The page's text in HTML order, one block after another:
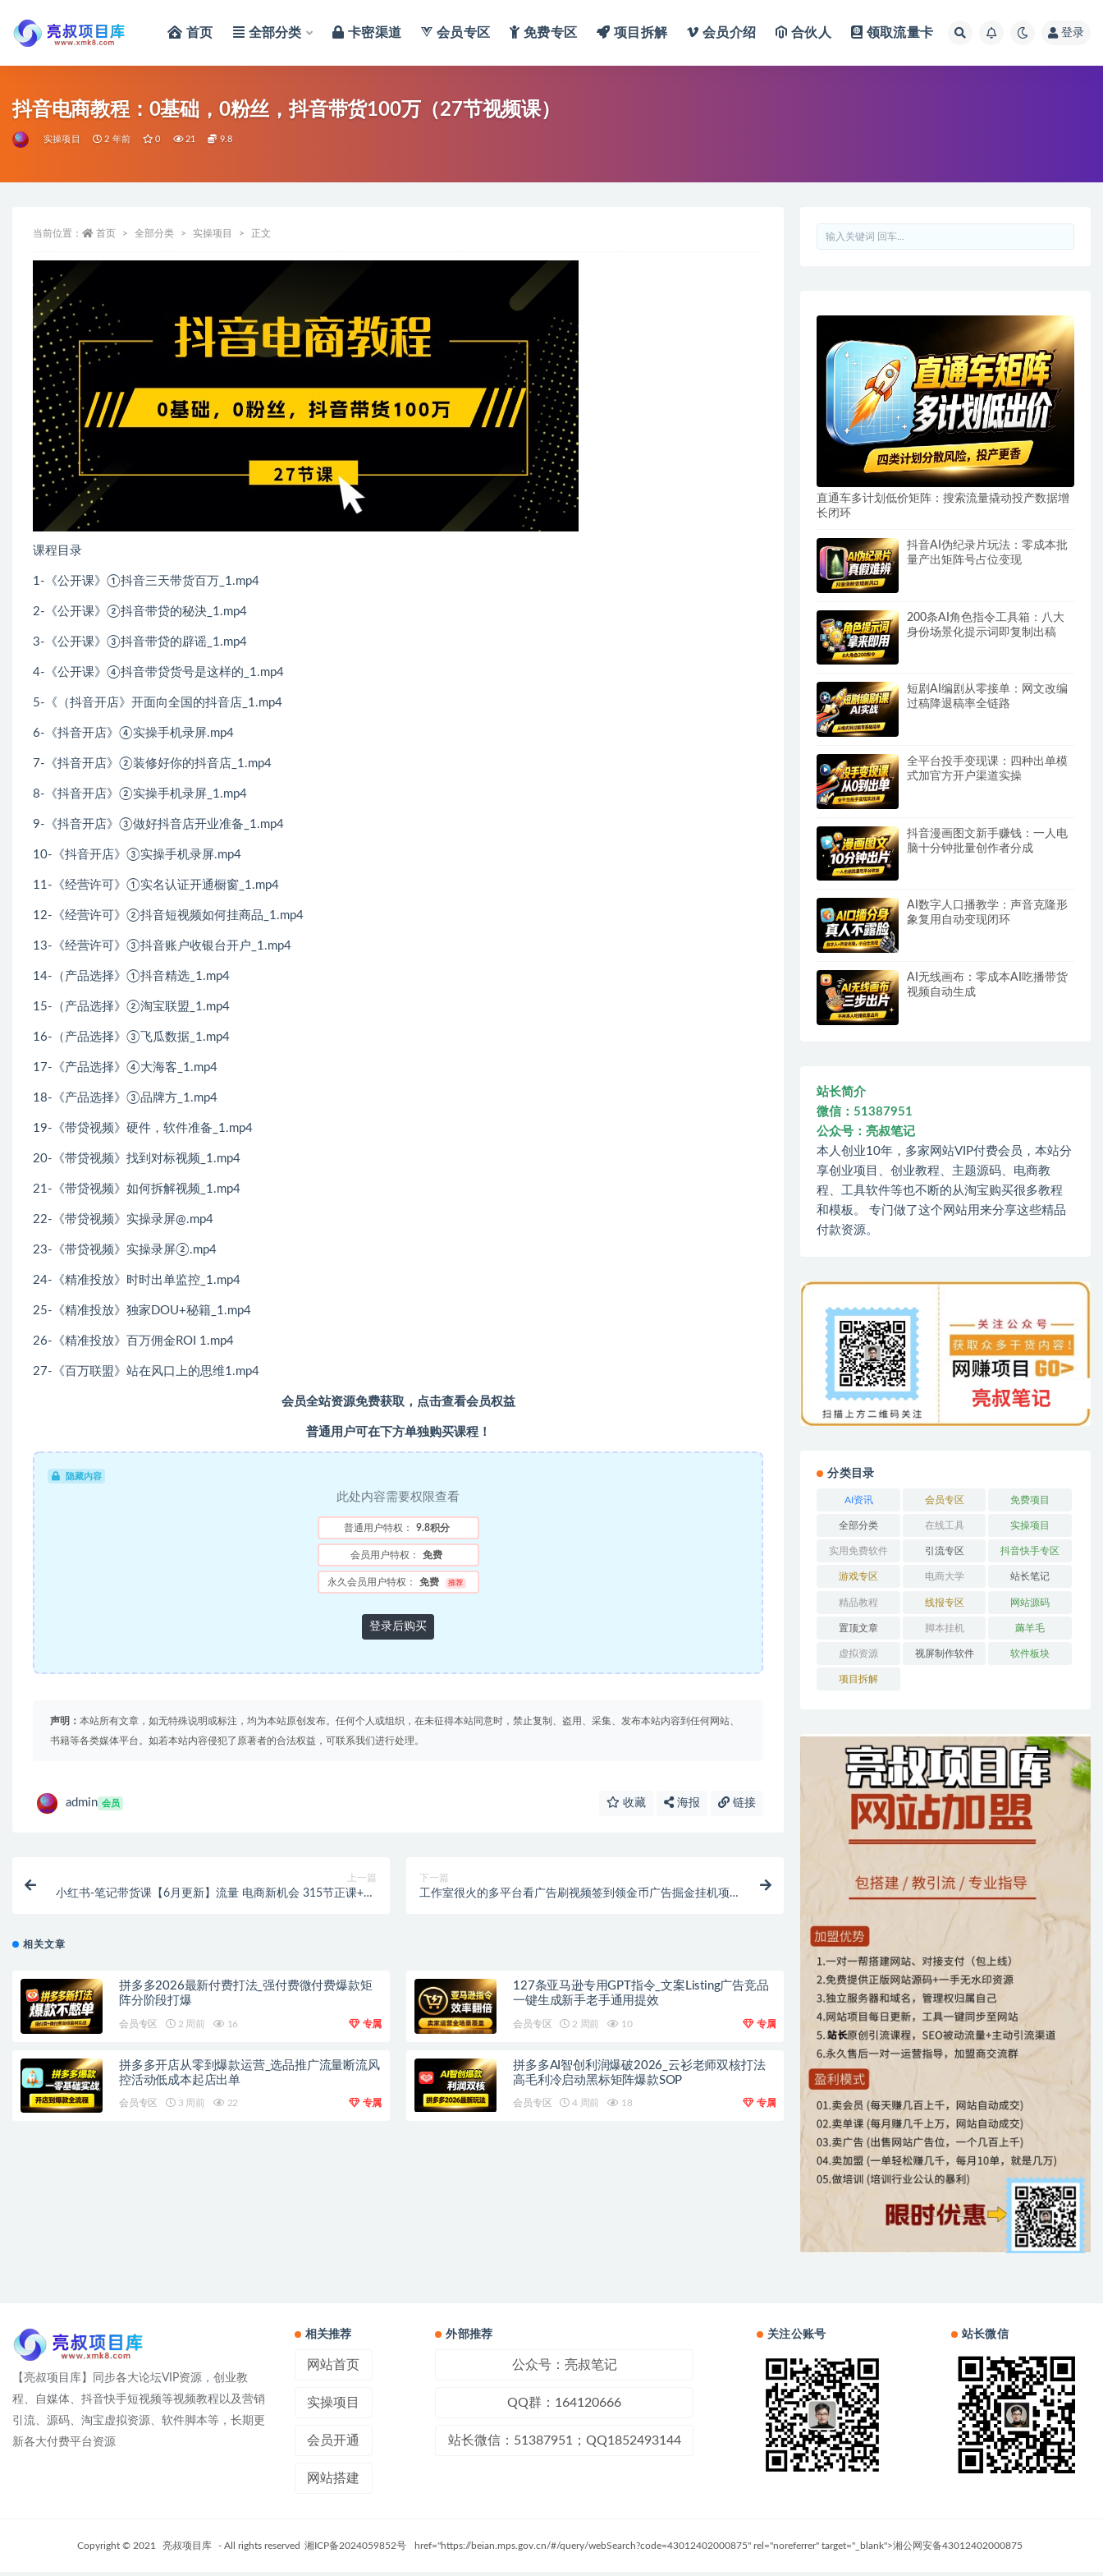
首页 全部分类 卡密渠道 会员专区 免费专区 项目拆解 会员介绍 合伙人 领取流量卡 登录
抖音电商教程：0基础，0粉丝，抖音带货100万（27节视频课）
实操项目 2 年前 0 21 9.8
当前位置： 首页 全部分类 实操项目 正文
课程目录
1-《公开课》①抖音三天带货百万_1.mp4
2-《公开课》②抖音带贷的秘決_1.mp4
3-《公开课》③抖音带贷的辟谣_1.mp4
4-《公开课》④抖音带贷货号是这样的_1.mp4
5-《（抖音开店》开面向全国的抖音店_1.mp4
6-《抖音开店》④实操手机录屏.mp4
7-《抖音开店》②装修好你的抖音店_1.mp4
8-《抖音开店》②实操手机录屏_1.mp4
9-《抖音开店》③做好抖音店开业准备_1.mp4
10-《抖音开店》③实操手机录屏.mp4
11-《经营许可》①实名认证开通橱窗_1.mp4
12-《经营许可》②抖音短视频如何挂商品_1.mp4
13-《经营许可》③抖音账户收银台开户_1.mp4
14-（产品选择》①抖音精选_1.mp4
15-（产品选择》②淘宝联盟_1.mp4
16-（产品选择》③飞瓜数据_1.mp4
17-《产品选择》④大海客_1.mp4
18-《产品选择》③品牌方_1.mp4
19-《带贷视频》硬件，软件准备_1.mp4
20-《带贷视频》找到对标视频_1.mp4
21-《带贷视频》如何拆解视频_1.mp4
22-《带贷视频》实操录屏@.mp4
23-《带贷视频》实操录屏②.mp4
24-《精准投放》时时出单监控_1.mp4
25-《精准投放》独家DOU+秘籍_1.mp4
26-《精准投放》百万佣金ROI 1.mp4
27-《百万联盟》站在风口上的思维1.mp4
会员全站资源免费获取，点击查看会员权益
普通用户可在下方单独购买课程！
隐藏内容
此处内容需要权限查看
普通用户特权： 9.8积分
会员用户特权： 免费
永久会员用户特权： 免费 推荐
登录后购买
声明： 本站所有文章，如无特殊说明或标注，均为本站原创发布。任何个人或组织，在未征得本站同意时，禁止复制、盗用、采集、发布本站内容到任何网站、
书籍等各类媒体平台。如若本站内容侵犯了原著者的合法权益，可联系我们进行处理。
admin 会员 收藏 海报 链接
上一篇
小红书-笔记带货课【6月更新】流量 电商新机会 315节正课+64
下一篇
工作室很火的多平台看广告刷视频签到领金币广告掘金挂机项
相关文章
拼多多2026最新付费打法_强付费微付费爆款矩
阵分阶段打爆
会员专区 2 周前 16 专属
127条亚马逊专用GPT指令_文案Listing广告竞品
一键生成新手老手通用提效
会员专区 2 周前 10 专属
拼多多开店从零到爆款运营_选品推广流量断流风
控活动低成本起店出单
会员专区 3 周前 22 专属
拼多多AI智创利润爆破2026_云衫老师双核打法
高毛利冷启动黑标矩阵爆款SOP
会员专区 4 周前 18 专属
直通车多计划低价矩阵：搜索流量撬动投产数据增
长闭环
抖音AI伪纪录片玩法：零成本批
量产出矩阵号占位变现
200条AI角色指令工具箱：八大
身份场景化提示词即复制出稿
短剧AI编剧从零接单：网文改编
过稿降退稿率全链路
全平台投手变现课：四种出单模
式加官方开户渠道实操
抖音漫画图文新手赚钱：一人电
脑十分钟批量创作者分成
AI数字人口播教学：声音克隆形
象复用自动变现闭环
AI无线画布：零成本AI吃播带货
视频自动生成
站长简介
微信：51387951
公众号：亮叔笔记
本人创业10年，多家网站VIP付费会员，本站分
享创业项目、创业教程、主题源码、电商教
程、工具软件等也不断的从淘宝购买很多教程
和模板。 专门做了这个网站用来分享这些精品
付款资源。
分类目录
AI资讯 会员专区 免费项目
全部分类 在线工具 实操项目
实用免费软件 引流专区 抖音快手专区
游戏专区 电商大学 站长笔记
精品教程 线报专区 网站源码
置顶文章 脚本挂机 薅羊毛
虚拟资源 视屏制作软件 软件板块
项目拆解
【亮叔项目库】同步各大论坛VIP资源，创业教
程、自媒体、抖音快手短视频等视频教程以及营销
引流、源码、淘宝虚拟资源、软件脚本等，长期更
新各大付费平台资源
相关推荐
网站首页
实操项目
会员开通
网站搭建
外部推荐
公众号：亮叔笔记
QQ群：164120666
站长微信：51387951；QQ1852493144
关注公账号 站长微信
Copyright © 2021 亮叔项目库 - All rights reserved 湘ICP备2024059852号 href="https://beian.mps.gov.cn/#/query/webSearch?code=43012402000875" rel="noreferrer" target="_blank">湘公网安备43012402000875